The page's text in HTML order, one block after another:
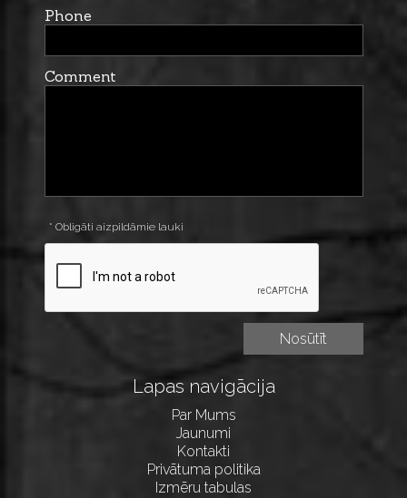
Phone
Comment
* Obligāti aizpildāmie lauki
Lapas navigācija
Par Mums
Jaunumi
Kontakti
Privātuma politika
Izmēru tabulas